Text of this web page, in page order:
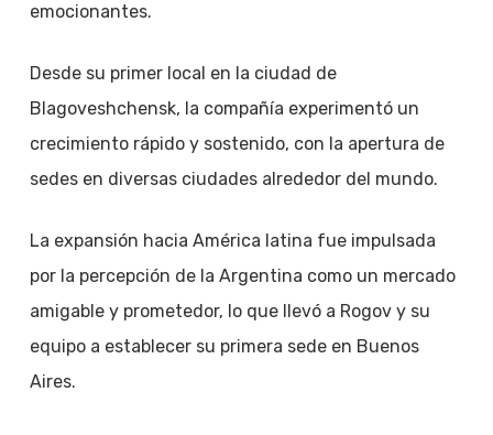
emocionantes.
Desde su primer local en la ciudad de
Blagoveshchensk, la compañía experimentó un
crecimiento rápido y sostenido, con la apertura de
sedes en diversas ciudades alrededor del mundo.
La expansión hacia América latina fue impulsada
por la percepción de la Argentina como un mercado
amigable y prometedor, lo que llevó a Rogov y su
equipo a establecer su primera sede en Buenos
Aires.